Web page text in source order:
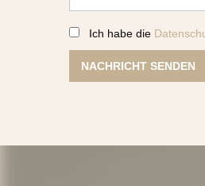
Ich habe die
NACHRICHT SENDEN